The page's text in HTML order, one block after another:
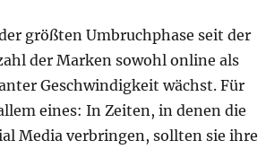
größten Umbruchphase seit der
der Marken sowohl online als
Geschwindigkeit wächst. Für
eines: In Zeiten, in denen die
Media verbringen, sollten sie ihre